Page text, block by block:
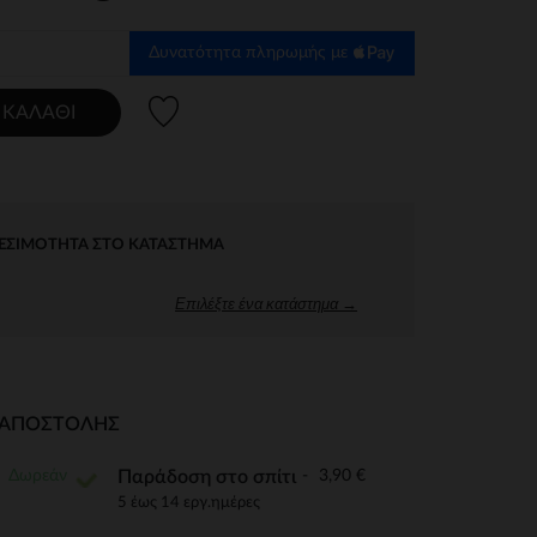
Δυνατότητα πληρωμής με
ΣΤΟ ΚΑΤΆΣΤΗΜΑ
Επιλέξτε ένα κατάστημα →
ΑΠΟΣΤΟΛΉΣ
Παράδοση στο σπίτι 3,90 €
5 έως 14 εργ.ημέρες